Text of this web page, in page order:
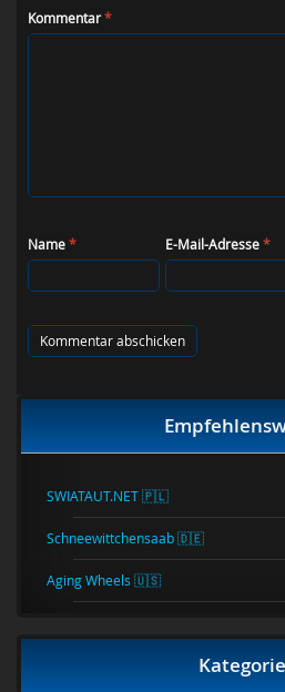
Kommentar*
Name* E-Mail-Adresse*
SWIATAUT.NET 🇵🇱
Schneewittchensaab 🇩🇪
Aging Wheels 🇺🇸